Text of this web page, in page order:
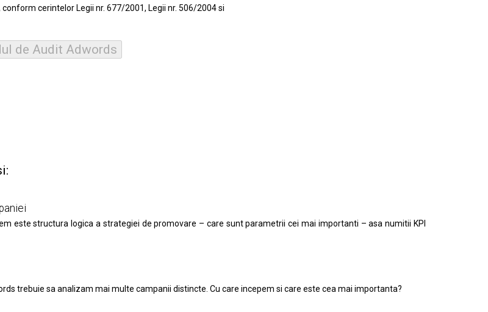
cerintelor Legii nr. 677/2001, Legii nr. 506/2004 si
este structura logica a strategiei de promovare – care sunt parametrii cei mai importanti – asa numitii KPI
trebuie sa analizam mai multe campanii distincte. Cu care incepem si care este cea mai importanta?